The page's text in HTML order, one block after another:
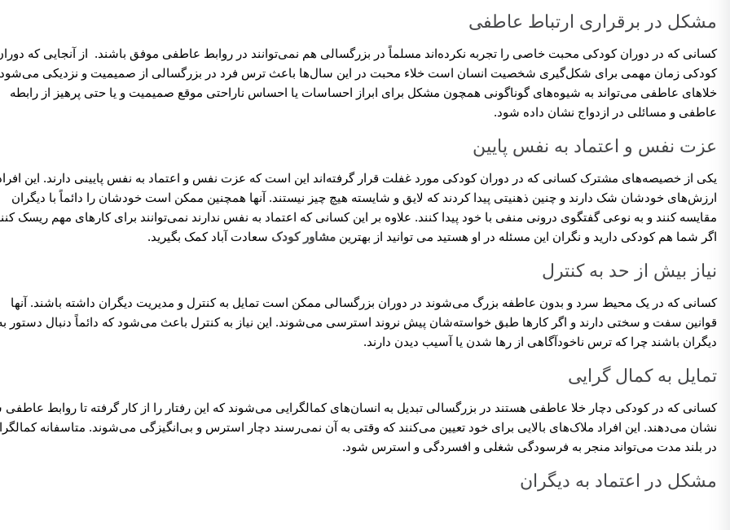
مشکل در برقراری ارتباط عاطفی
کسانی که در دوران کودکی محبت خاصی را تجربه نکرده‌اند مسلماً در بزرگسالی هم نمی‌توانند در روابط عاطفی موفق باشند. از آنجایی که
کودکی زمان مهمی برای شکل‌گیری شخصیت انسان است خلاء محبت در این سال‌ها باعث ترس فرد در بزرگسالی از صمیمیت و نزدیکی
خلاهای عاطفی می‌تواند به شیوه‌های گوناگونی همچون مشکل برای ابراز احساسات یا احساس ناراحتی موقع صمیمیت و یا حتی پرهیز از رابطه
عاطفی و مسائلی در ازدواج نشان داده شود.
عزت نفس و اعتماد به نفس پایین
یکی از خصیصه‌های مشترک کسانی که در دوران کودکی مورد غفلت قرار گرفته‌اند این است که عزت نفس و اعتماد به نفس پایینی دارند. این
ارزش‌های خودشان شک دارند و چنین ذهنیتی پیدا کردند که لایق و شایسته هیچ چیز نیستند. آنها همچنین ممکن است خودشان را دائماً با دیگران
مقایسه کنند و به نوعی گفتگوی درونی منفی با خود پیدا کنند. علاوه بر این کسانی که اعتماد به نفس ندارند نمی‌توانند برای کارهای مهم ریسک
اگر شما هم کودکی دارید و نگران این مسئله در او هستید می توانید از بهترینمشاور کودک سعادت آباد کمک بگیرید.
نیاز بیش از حد به کنترل
کسانی که در یک محیط سرد و بدون عاطفه بزرگ می‌شوند در دوران بزرگسالی ممکن است تمایل به کنترل و مدیریت دیگران داشته باشند. آنها
قوانین سفت و سختی دارند و اگر کارها طبق خواسته‌شان پیش نروند استرسی می‌شوند. این نیاز به کنترل باعث می‌شود که دائماً دنبال دستور
دیگران باشند چرا که ترس ناخودآگاهی از رها شدن یا آسیب دیدن دارند.
تمایل به کمال گرایی
کسانی که در کودکی دچار خلا عاطفی هستند در بزرگسالی تبدیل به انسان‌های کمالگرایی می‌شوند که این رفتار را از کار گرفته تا روابط
نشان می‌دهند. این افراد ملاک‌های بالایی برای خود تعیین می‌کنند که وقتی به آن نمی‌رسند دچار استرس و بی‌انگیزگی می‌شوند. متاسفانه
در بلند مدت می‌تواند منجر به فرسودگی شغلی و افسردگی و استرس شود.
مشکل در اعتماد به دیگران